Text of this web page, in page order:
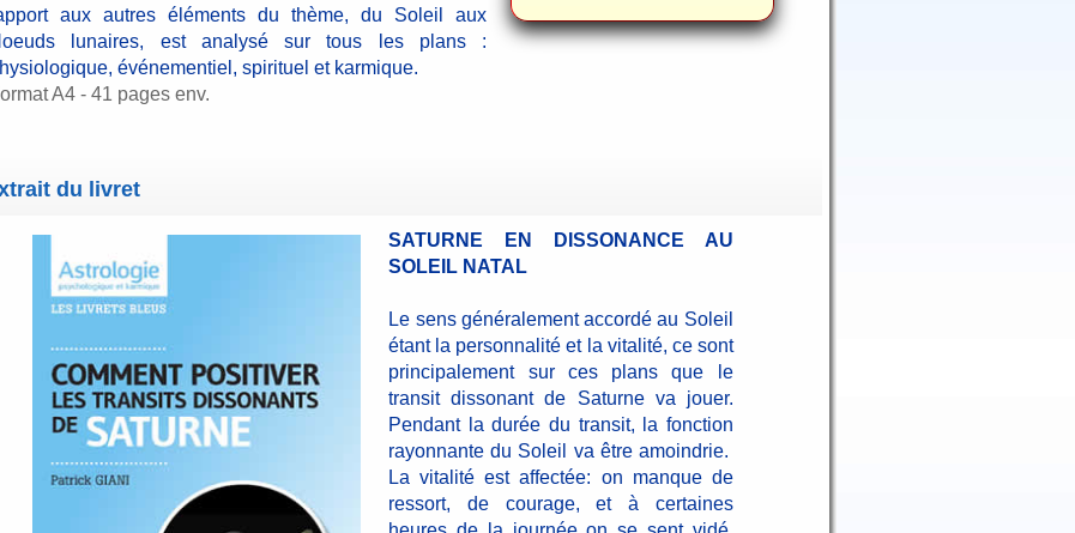
aux autres éléments du thème, du Soleil aux
lunaires, est analysé sur tous les plans :
événementiel, spirituel et karmique.
A4 - 41 pages env.
du livret
SATURNE EN DISSONANCE AU
SOLEIL NATAL
Le sens généralement accordé au Soleil
étant la personnalité et la vitalité, ce sont
principalement sur ces plans que le
transit dissonant de Saturne va jouer.
Pendant la durée du transit, la fonction
rayonnante du Soleil va être amoindrie.
La vitalité est affectée: on manque de
ressort, de courage, et à certaines